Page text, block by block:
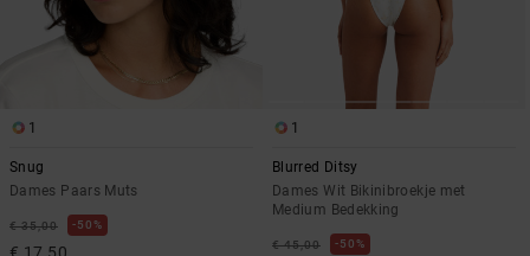
1
Snug
Dames Paars Muts
€ 35,00 50%
€ 17,50
1
Blurred Ditsy
Dames Wit Bikinibroekje met
Medium Bedekking
€ 45,00 50%